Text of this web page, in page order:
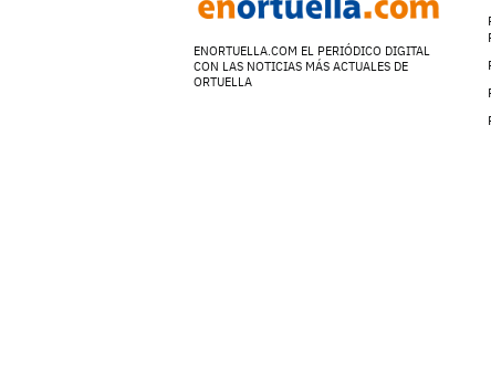
ENORTUELLA.COM EL PERIÓDICO DIGITAL
CON LAS NOTICIAS MÁS ACTUALES DE
ORTUELLA